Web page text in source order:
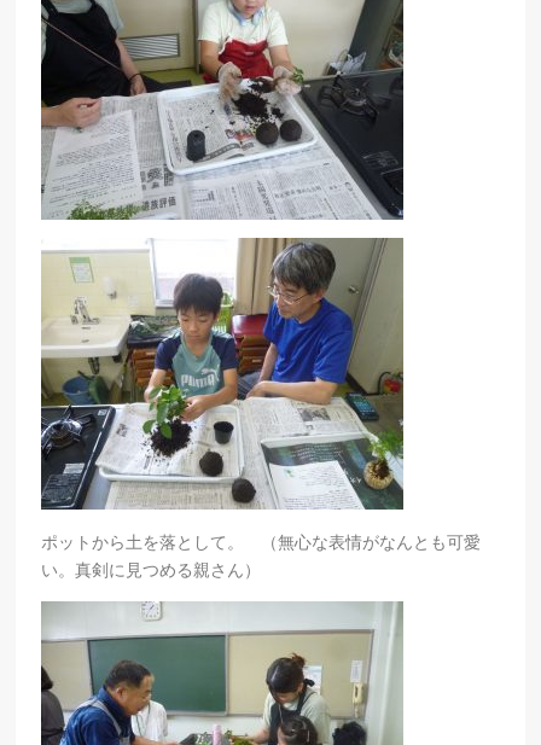
ポットから土を落として。 （無心な表情がなんとも可愛
い。真剣に見つめる親さん）